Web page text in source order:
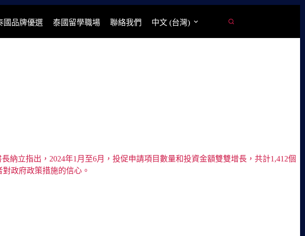
國品牌優選 泰國留學職場 聯絡我們 中文 (台灣)
立指出，2024年1月至6月，投促申請項目數量和投資金額雙雙增長，共計1,412個
政府政策措施的信心。